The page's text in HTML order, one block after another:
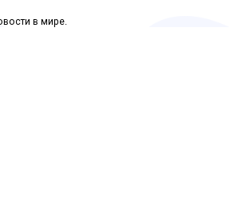
в мире.